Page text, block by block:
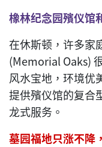
橡林纪念园殯仪馆
在休斯顿，许多家
(Memorial Oaks)
风水宝地，环境优
提供殯仪馆的复合
龙式服务。
墓园福地只涨不降